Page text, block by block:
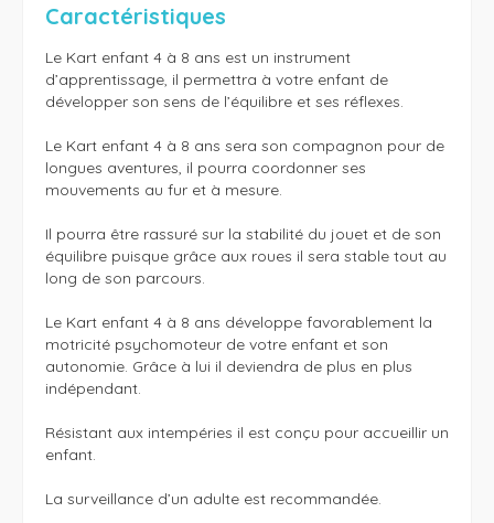
Caractéristiques
Le Kart enfant 4 à 8 ans est un instrument
d’apprentissage, il permettra à votre enfant de
développer son sens de l’équilibre et ses réflexes.
Le Kart enfant 4 à 8 ans sera son compagnon pour de
longues aventures, il pourra coordonner ses
mouvements au fur et à mesure.
Il pourra être rassuré sur la stabilité du jouet et de son
équilibre puisque grâce aux roues il sera stable tout au
long de son parcours.
Le Kart enfant 4 à 8 ans développe favorablement la
motricité psychomoteur de votre enfant et son
autonomie. Grâce à lui il deviendra de plus en plus
indépendant.
Résistant aux intempéries il est conçu pour accueillir un
enfant.
La surveillance d’un adulte est recommandée.